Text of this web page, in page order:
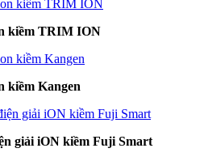
kiềm TRIM ION
kiềm Kangen
giải iON kiềm Fuji Smart